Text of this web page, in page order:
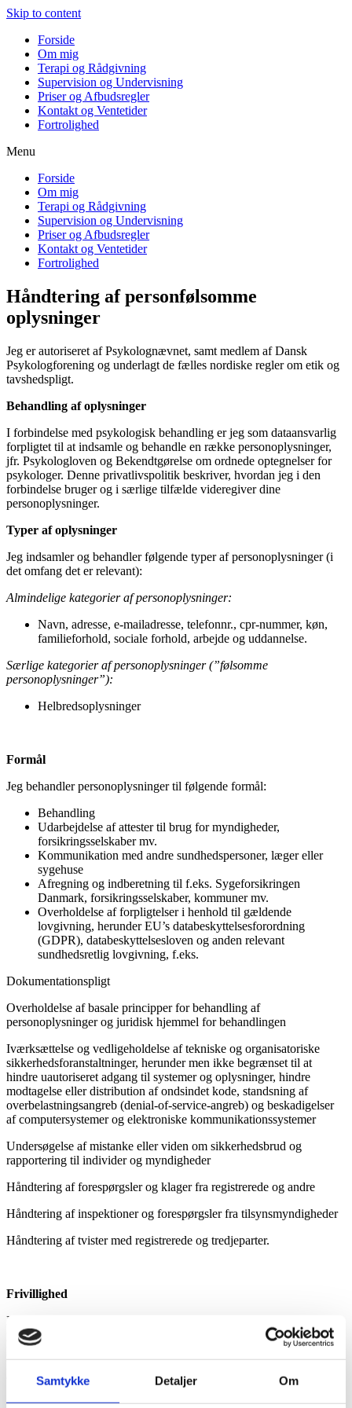
Samtykke Detaljer Om
Skip to content
Forside
Om mig
Terapi og Rådgivning
Supervision og Undervisning
Priser og Afbudsregler
Kontakt og Ventetider
Fortrolighed
Menu
Forside
Om mig
Terapi og Rådgivning
Supervision og Undervisning
Priser og Afbudsregler
Kontakt og Ventetider
Fortrolighed
Håndtering af personfølsomme
oplysninger
Jeg er autoriseret af Psykolognævnet, samt medlem af Dansk
Psykologforening og underlagt de fælles nordiske regler om etik og
tavshedspligt.
Behandling af oplysninger
I forbindelse med psykologisk behandling er jeg som dataansvarlig
forpligtet til at indsamle og behandle en række personoplysninger,
jfr. Psykologloven og Bekendtgørelse om ordnede optegnelser for
psykologer. Denne privatlivspolitik beskriver, hvordan jeg i den
forbindelse bruger og i særlige tilfælde videregiver dine
personoplysninger.
Typer af oplysninger
Jeg indsamler og behandler følgende typer af personoplysninger (i
det omfang det er relevant):
Almindelige kategorier af personoplysninger:
Navn, adresse, e-mailadresse, telefonnr., cpr-nummer, køn,
familieforhold, sociale forhold, arbejde og uddannelse.
Særlige kategorier af personoplysninger (”følsomme
personoplysninger”):
Helbredsoplysninger
Formål
Jeg behandler personoplysninger til følgende formål:
Behandling
Udarbejdelse af attester til brug for myndigheder,
forsikringsselskaber mv.
Kommunikation med andre sundhedspersoner, læger eller
sygehuse
Afregning og indberetning til f.eks. Sygeforsikringen
Danmark, forsikringsselskaber, kommuner mv.
Overholdelse af forpligtelser i henhold til gældende
lovgivning, herunder EU’s databeskyttelsesforordning
(GDPR), databeskyttelsesloven og anden relevant
sundhedsretlig lovgivning, f.eks.
Dokumentationspligt
Overholdelse af basale principper for behandling af
personoplysninger og juridisk hjemmel for behandlingen
Iværksættelse og vedligeholdelse af tekniske og organisatoriske
sikkerhedsforanstaltninger, herunder men ikke begrænset til at
hindre uautoriseret adgang til systemer og oplysninger, hindre
modtagelse eller distribution af ondsindet kode, standsning af
overbelastningsangreb (denial-of-service-angreb) og beskadigelser
af computersystemer og elektroniske kommunikationssystemer
Undersøgelse af mistanke eller viden om sikkerhedsbrud og
rapportering til individer og myndigheder
Håndtering af forespørgsler og klager fra registrerede og andre
Håndtering af inspektioner og forespørgsler fra tilsynsmyndigheder
Håndtering af tvister med registrerede og tredjeparter.
Frivillighed
Når jeg indsamler personoplysninger direkte fra dig, giver du
personoplysningerne frivilligt. Du er ikke forpligtet til at give disse
personoplysninger til mig. Konsekvensen af ikke at give mig
personoplysningerne vil være, at jeg ikke kan varetage formålene
ovenfor og dermed ikke vil kunne behandle dig.